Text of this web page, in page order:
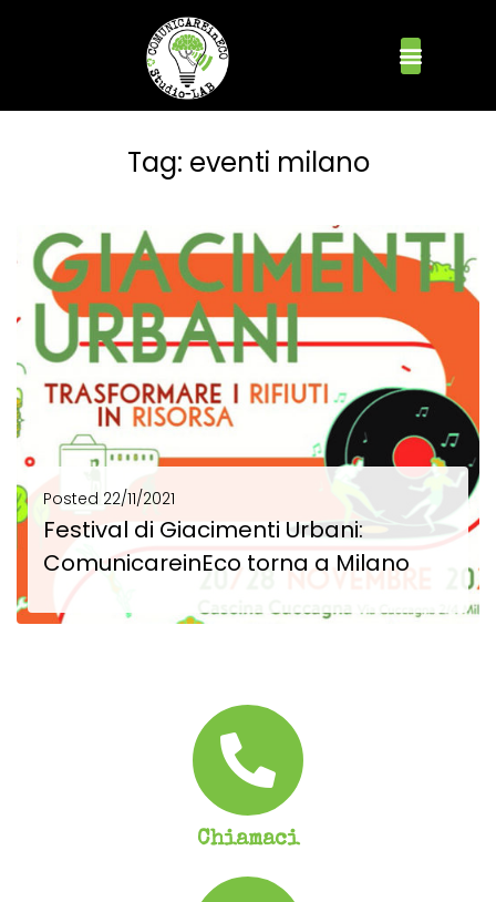
Tag: eventi milano
Posted 22/11/2021
Festival di Giacimenti Urbani:
ComunicareinEco torna a Milano
Chiamaci